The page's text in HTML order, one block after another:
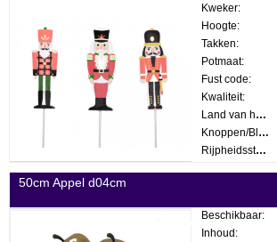
Kweker:
Hoogte:
Takken:
Potmaat:
Fust code:
Kwaliteit:
Land van herkomst:
Knoppen/Bloemen:
Rijpheidsstadium:
50cm Appel d04cm
Beschikbaar:
Inhoud: